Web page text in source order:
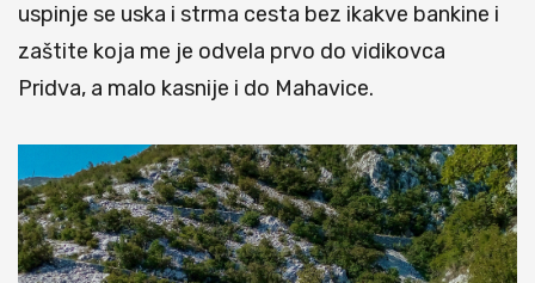
uspinje se uska i strma cesta bez ikakve bankine i
zaštite koja me je odvela prvo do vidikovca
Pridva, a malo kasnije i do Mahavice.